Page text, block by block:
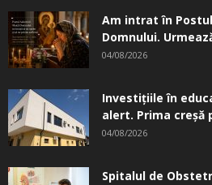
Am intrat în
Domnului.
04/08/2026
Investițiile în
alert. Prima creşă
04/08/2026
Spitalul de